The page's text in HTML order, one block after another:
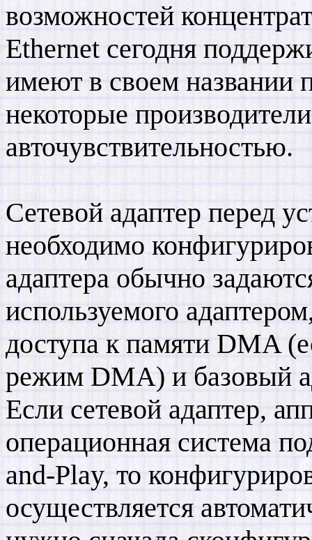
возможностей
Ethernet сегодня
имеют в своем названии
некоторые
авточувствительностью.
Сетевой адаптер перед
необходимо
адаптера обычно
используемого
доступа к памяти DMA
режим DMA) и базовый
Если сетевой адаптер,
операционная система
and-Play, то
осуществляется